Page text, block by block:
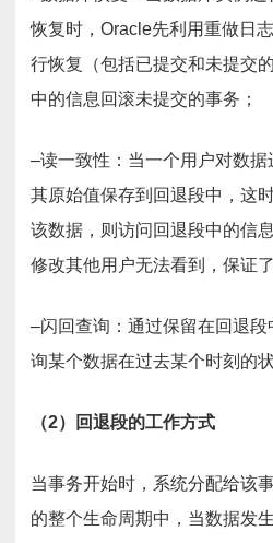
恢复时，Oracle先利用重做日
行恢复（包括已提交和未提交
中的信息回滚未提交的事务；
–读一致性：当一个用户对数
其原始值保存到回退段中，这
该数据，则访问回退段中的信
修改其他用户无法看到，保证
–闪回查询：通过保留在回退
询某个数据在过去某个时刻的
（2）回退段的工作方式
当事务开始时，系统分配给该
的整个生命周期中，当数据发